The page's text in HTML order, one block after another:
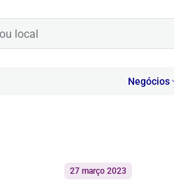
Negócios
27 março 2023